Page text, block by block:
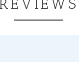
REVIEWS